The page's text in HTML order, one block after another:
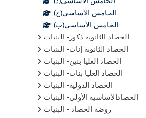
الخامس الأساسي(ج)
الخامس الأساسي(ب)
الحصاد الثانوية ذكور- البنيات
الحصاد الثانوية إناث- البنيات
الحصاد العليا بنين- البنيات
الحصاد العليا بنات- البنيات
الحصاد الدولية- البنيات
الحصادالأساسية الأولى- البنيات
روضة الحصاد - البنيات